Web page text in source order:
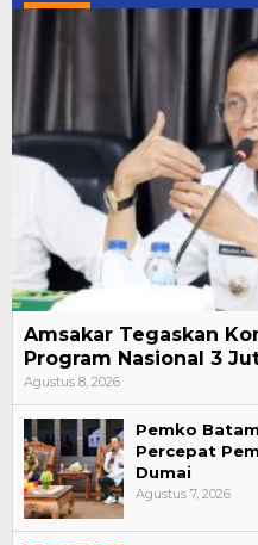
Amsakar Tegaskan
Program Nasional 3
Agustus 8, 2026
Pemko
Percepat
Dumai
Agustus 7, 2026